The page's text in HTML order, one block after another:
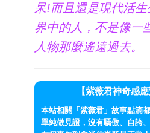
呆!而且還是現代活
界中的人，不是像一
人物那麼遙遠過去。
【紫薇君神奇感應
本站相關「紫薇君」故事點滴
單純做見證，沒有驕傲、自誇